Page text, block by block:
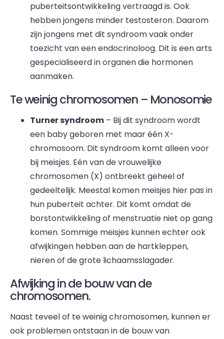
puberteitsontwikkeling vertraagd is. Ook
hebben jongens minder testosteron. Daarom
zijn jongens met dit syndroom vaak onder
toezicht van een endocrinoloog. Dit is een arts
gespecialiseerd in organen die hormonen
aanmaken.
Te weinig chromosomen – Monosomie
Turner syndroom – Bij dit syndroom wordt
een baby geboren met maar één X-
chromosoom. Dit syndroom komt alleen voor
bij meisjes. Eén van de vrouwelijke
chromosomen (X) ontbreekt geheel of
gedeeltelijk. Meestal komen meisjes hier pas in
hun puberteit achter. Dit komt omdat de
borstontwikkeling of menstruatie niet op gang
komen. Sommige meisjes kunnen echter ook
afwijkingen hebben aan de hartkleppen,
nieren of de grote lichaamsslagader.
Afwijking in de bouw van de
chromosomen.
Naast teveel of te weinig chromosomen, kunnen er
ook problemen ontstaan in de bouw van